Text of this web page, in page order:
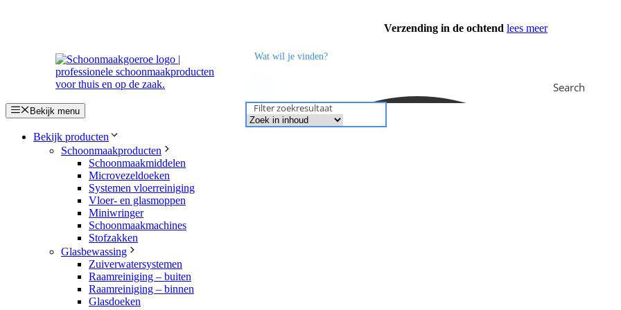
Verzending in de ochtend lees meer
Search
Filter zoekresultaat
Bekijk menu
Bekijk producten
Schoonmaakproducten
Schoonmaakmiddelen
Microvezeldoeken
Systemen vloerreiniging
Vloer- en glasmoppen
Miniwringer
Schoonmaakmachines
Stofzakken
Glasbewassing
Zuiverwatersystemen
Raamreiniging – buiten
Raamreiniging – binnen
Glasdoeken